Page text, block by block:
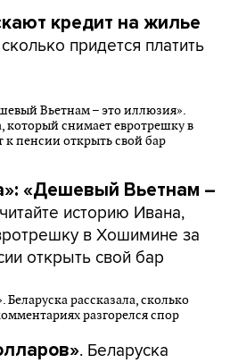
кредит на жилье
придется платить
«Дешевый Вьетнам –
историю Ивана,
в Хошимине за
открыть свой бар
. Беларуска